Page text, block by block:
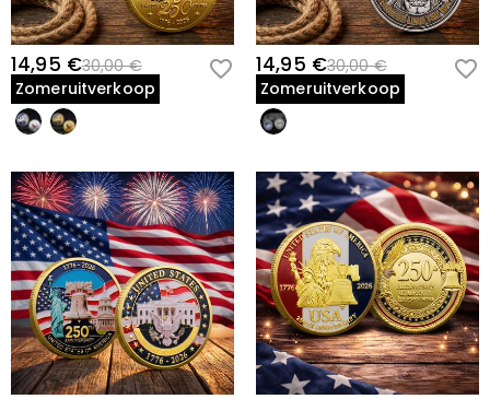
14,95 €30,00 €
Zomeruitverkoop
14,95 €30,00 €
Zomeruitverkoop